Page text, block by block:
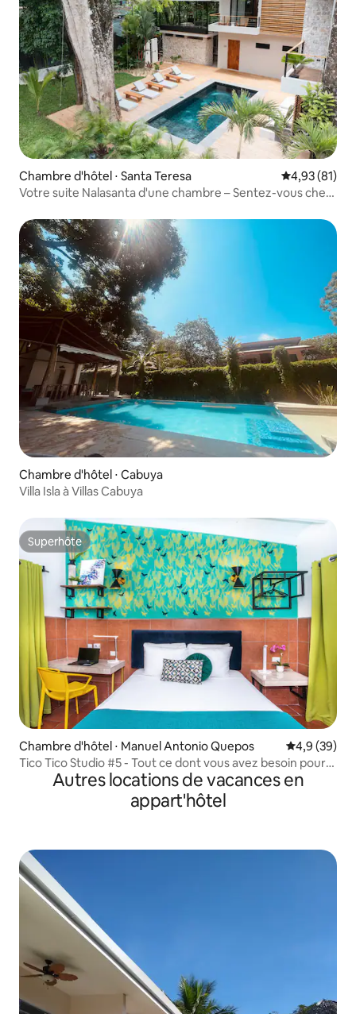
Chambre d'hôtel ⋅ Santa Teresa Évaluation
4,93 (81)
Votre suite Nalasanta d'une chambre – Sentez-vous chez
Chambre d'hôtel ⋅ Cabuya
Villa Isla à Villas Cabuya
Superhôte
Superhôte
Chambre d'hôtel ⋅ Manuel Antonio Quepos Évaluation
4,9 (39)
Tico Tico Studio #5 - Tout ce dont vous avez besoin pour
être efficace
Autres locations de vacances en
appart'hôtel